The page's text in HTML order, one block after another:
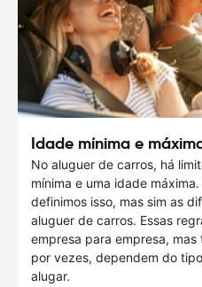
Idade mínima e
No aluguer de carros, há
mínima e uma idade
definimos isso, mas sim as
aluguer de carros. Essas
empresa para empresa,
por vezes, dependem do
alugar.